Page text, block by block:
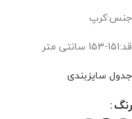
جنس:کرپ
قد:151-153 سانتی متر
جدول سایزبندی
رنگ